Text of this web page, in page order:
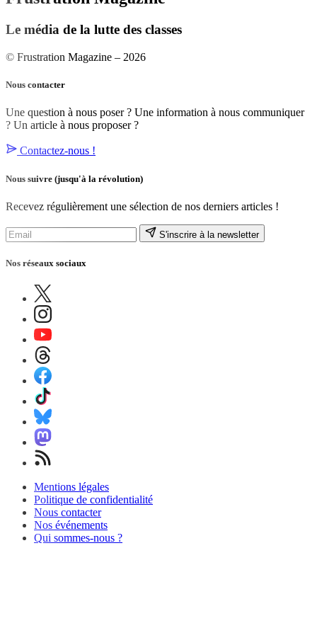
Le média de la lutte des classes
© Frustration Magazine – 2026
Nous contacter
Une question à nous poser ? Une information à nous communiquer
? Un article à nous proposer ?
Contactez-nous !
Nous suivre (jusqu'à la révolution)
Recevez régulièrement une sélection de nos derniers articles !
S'inscrire à la newsletter
Nos réseaux sociaux
Mentions légales
Politique de confidentialité
Nous contacter
Nos événements
Qui sommes-nous ?